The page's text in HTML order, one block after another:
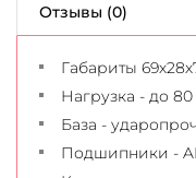
Отзывы (0)
Габариты
Нагрузка - до 80
База -
Подшипники -